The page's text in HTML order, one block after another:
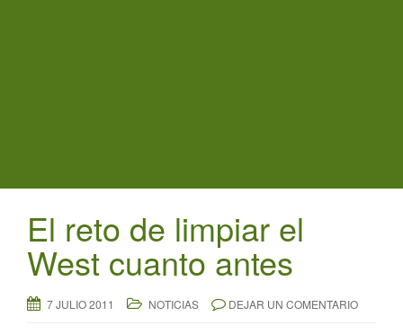
El reto de limpiar el
West cuanto antes
7 JULIO 2011 NOTICIAS DEJAR UN COMENTARIO